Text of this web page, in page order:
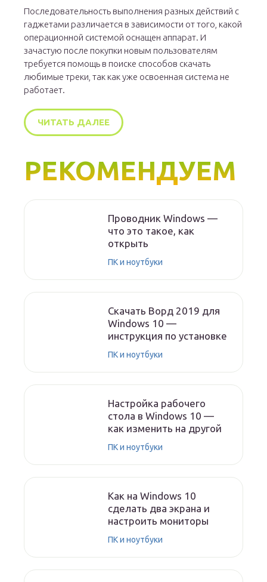
Последовательность выполнения разных действий с
гаджетами различается в зависимости от того, какой
операционной системой оснащен аппарат. И
зачастую после покупки новым пользователям
требуется помощь в поиске способов скачать
любимые треки, так как уже освоенная система не
работает.
ЧИТАТЬ ДАЛЕЕ
РЕКОМЕНДУЕМ
Проводник Windows —
что это такое, как
открыть
ПК и ноутбуки
Скачать Ворд 2019 для
Windows 10 —
инструкция по установке
ПК и ноутбуки
Настройка рабочего
стола в Windows 10 —
как изменить на другой
ПК и ноутбуки
Как на Windows 10
сделать два экрана и
настроить мониторы
ПК и ноутбуки